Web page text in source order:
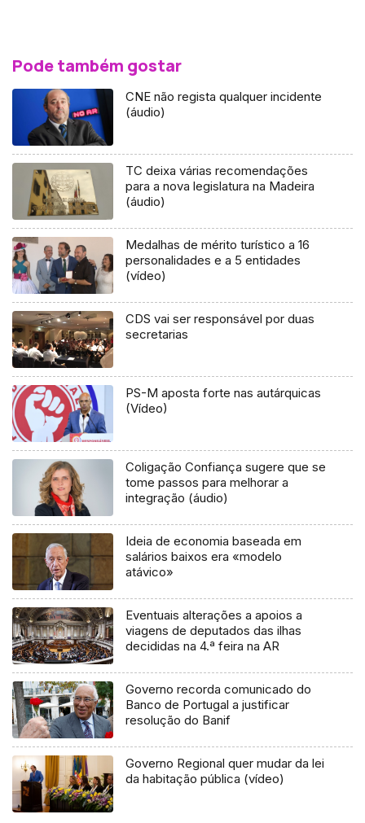
Pode também gostar
CNE não regista qualquer incidente
(áudio)
TC deixa várias recomendações
para a nova legislatura na Madeira
(áudio)
Medalhas de mérito turístico a 16
personalidades e a 5 entidades
(vídeo)
CDS vai ser responsável por duas
secretarias
PS-M aposta forte nas autárquicas
(Vídeo)
Coligação Confiança sugere que se
tome passos para melhorar a
integração (áudio)
Ideia de economia baseada em
salários baixos era «modelo
atávico»
Eventuais alterações a apoios a
viagens de deputados das ilhas
decididas na 4.ª feira na AR
Governo recorda comunicado do
Banco de Portugal a justificar
resolução do Banif
Governo Regional quer mudar da lei
da habitação pública (vídeo)